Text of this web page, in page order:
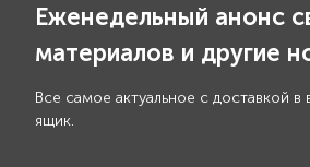
Еженедельный анонс
материалов и другие
Все самое актуальное с доставкой в
ящик.